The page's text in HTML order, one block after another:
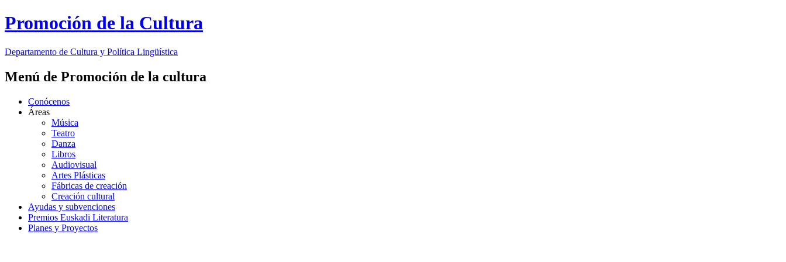
Promoción de la Cultura
Departamento de Cultura y Política Lingüística
Menú de Promoción de la cultura
Conócenos
Áreas
Música
Teatro
Danza
Libros
Audiovisual
Artes Plásticas
Fábricas de creación
Creación cultural
Ayudas y subvenciones
Premios Euskadi Literatura
Planes y Proyectos